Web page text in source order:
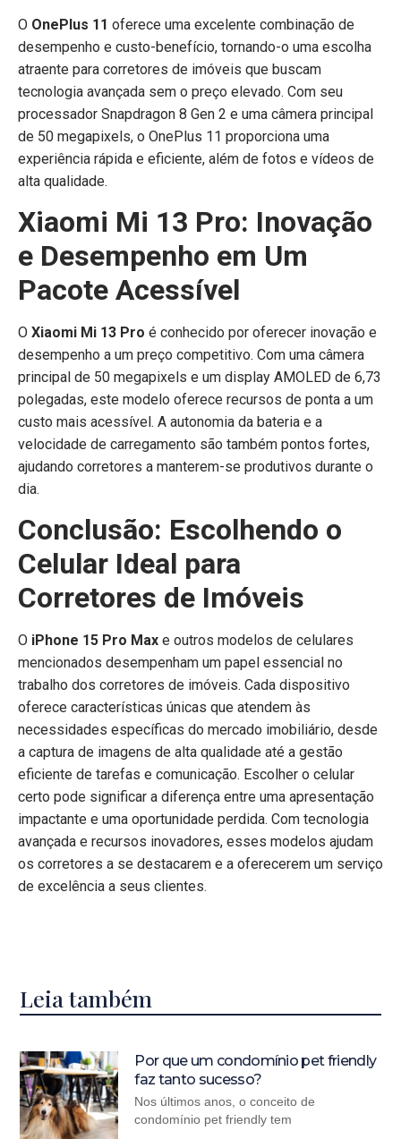
O OnePlus 11 oferece uma excelente combinação de
desempenho e custo-benefício, tornando-o uma escolha
atraente para corretores de imóveis que buscam
tecnologia avançada sem o preço elevado. Com seu
processador Snapdragon 8 Gen 2 e uma câmera principal
de 50 megapixels, o OnePlus 11 proporciona uma
experiência rápida e eficiente, além de fotos e vídeos de
alta qualidade.
Xiaomi Mi 13 Pro: Inovação
e Desempenho em Um
Pacote Acessível
O Xiaomi Mi 13 Pro é conhecido por oferecer inovação e
desempenho a um preço competitivo. Com uma câmera
principal de 50 megapixels e um display AMOLED de 6,73
polegadas, este modelo oferece recursos de ponta a um
custo mais acessível. A autonomia da bateria e a
velocidade de carregamento são também pontos fortes,
ajudando corretores a manterem-se produtivos durante o
dia.
Conclusão: Escolhendo o
Celular Ideal para
Corretores de Imóveis
O iPhone 15 Pro Max e outros modelos de celulares
mencionados desempenham um papel essencial no
trabalho dos corretores de imóveis. Cada dispositivo
oferece características únicas que atendem às
necessidades específicas do mercado imobiliário, desde
a captura de imagens de alta qualidade até a gestão
eficiente de tarefas e comunicação. Escolher o celular
certo pode significar a diferença entre uma apresentação
impactante e uma oportunidade perdida. Com tecnologia
avançada e recursos inovadores, esses modelos ajudam
os corretores a se destacarem e a oferecerem um serviço
de excelência a seus clientes.
Leia também
Por que um condomínio pet friendly
faz tanto sucesso?
Nos últimos anos, o conceito de
condomínio pet friendly tem